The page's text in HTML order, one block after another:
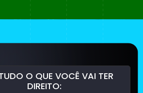
O QUE VOCÊ VAI TER
DIREITO:
ao Laboratório do